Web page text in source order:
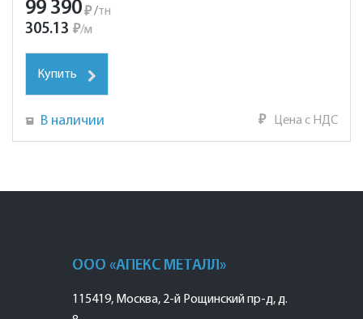
99 390₽ /тн
305.13 ₽/м
Купить
В наличии ₽ Цена с НДС
ООО «АПЕКС МЕТАЛЛ»
115419, Москва, 2-й Рощинский пр-д, д.